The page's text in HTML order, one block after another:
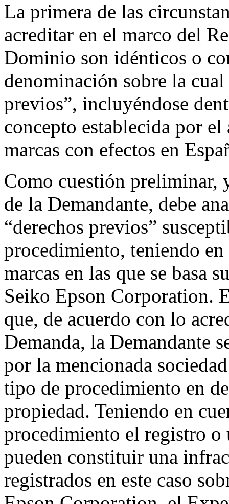
La primera de las
acreditar en el marco del
Dominio son idénticos o
denominación sobre la
previos”, incluyéndose
concepto establecida por
marcas con efectos en
Como cuestión preliminar,
de la Demandante, debe
“derechos previos”
procedimiento, teniendo
marcas en las que se basa
Seiko Epson Corporation.
que, de acuerdo con lo
Demanda, la Demandante
por la mencionada
tipo de procedimiento en
propiedad. Teniendo en
procedimiento el registro
pueden constituir una
registrados en este caso